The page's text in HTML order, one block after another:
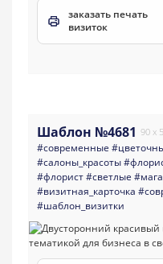
заказать печать
визиток
Шаблон №4681 90 x
#современные
#салоны_красоты
#флорист#светлые
#визитная_карточка
#шаблон_визитки